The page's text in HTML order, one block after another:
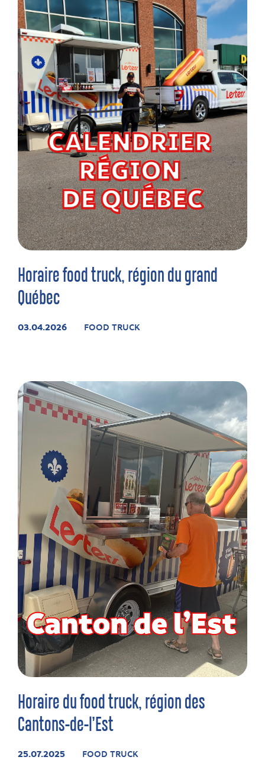
Horaire food truck, région du grand
Québec
03.04.2026 FOOD TRUCK
Horaire du food truck, région des
Cantons-de-l’Est
25.07.2025 FOOD TRUCK